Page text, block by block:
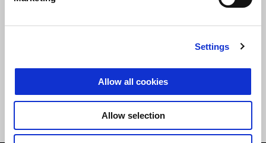
Settings
Allow all cookies
Allow selection
NHẤN VÀO ĐÂY
ĐĂNG KIỂM
NHẤN VÀO ĐÂY